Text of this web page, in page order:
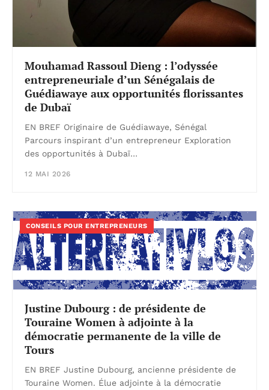
Mouhamad Rassoul Dieng : l’odyssée
entrepreneuriale d’un Sénégalais de
Guédiawaye aux opportunités florissantes
de Dubaï
EN BREF Originaire de Guédiawaye, Sénégal
Parcours inspirant d’un entrepreneur Exploration
des opportunités à Dubaï…
12 MAI 2026
CONSEILS POUR ENTREPRENEURS
Justine Dubourg : de présidente de
Touraine Women à adjointe à la
démocratie permanente de la ville de
Tours
EN BREF Justine Dubourg, ancienne présidente de
Touraine Women. Élue adjointe à la démocratie